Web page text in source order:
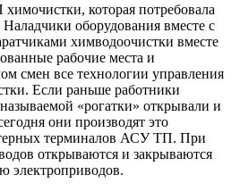
которая потребовала
оборудования вместе с
химводоочистки вместе
рабочие места и
смен все технологии управления
Если раньше работники
«рогатки» открывали и
они производят это
терминалов АСУ ТП. При
открываются и закрываются
электроприводов.